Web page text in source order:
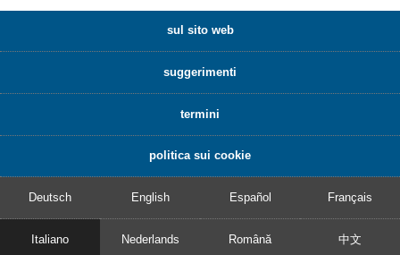
sul sito web
suggerimenti
termini
politica sui cookie
Deutsch English Español Français
Italiano Nederlands Română 中文